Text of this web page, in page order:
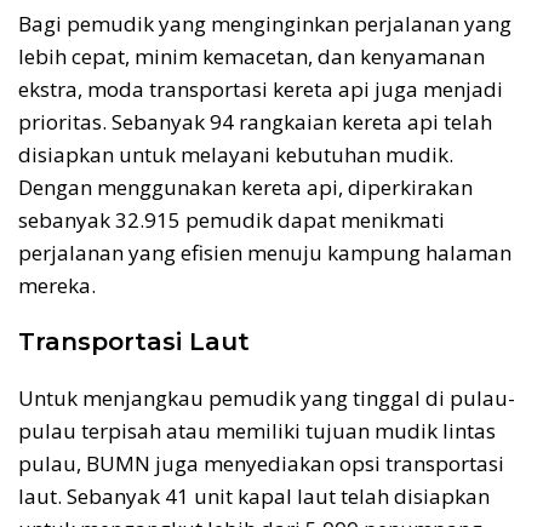
Bagi pemudik yang menginginkan perjalanan yang
lebih cepat, minim kemacetan, dan kenyamanan
ekstra, moda transportasi kereta api juga menjadi
prioritas. Sebanyak 94 rangkaian kereta api telah
disiapkan untuk melayani kebutuhan mudik.
Dengan menggunakan kereta api, diperkirakan
sebanyak 32.915 pemudik dapat menikmati
perjalanan yang efisien menuju kampung halaman
mereka.
Transportasi Laut
Untuk menjangkau pemudik yang tinggal di pulau-
pulau terpisah atau memiliki tujuan mudik lintas
pulau, BUMN juga menyediakan opsi transportasi
laut. Sebanyak 41 unit kapal laut telah disiapkan